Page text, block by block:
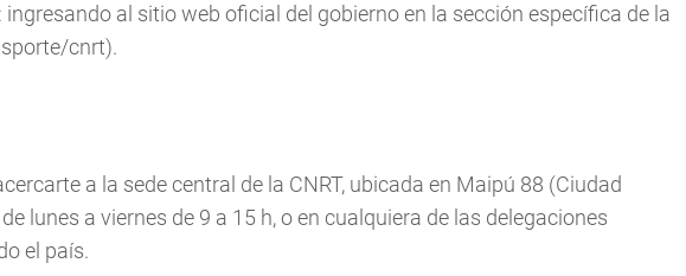
al sitio web oficial del gobierno en la sección específica de la
cnrt).
a la sede central de la CNRT, ubicada en Maipú 88 (Ciudad
lunes a viernes de 9 a 15 h, o en cualquiera de las delegaciones
el país.